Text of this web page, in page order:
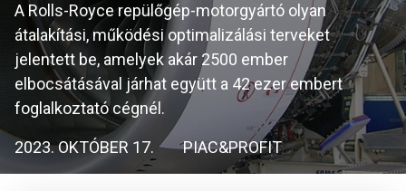
A Rolls-Royce repülőgép-motorgyártó olyan
átalakítási, működési optimalizálási terveket
jelentett be, amelyek akár 2500 ember
elbocsátásával járhat együtt a 42 ezer embert
foglalkoztató cégnél.
2023. OKTÓBER 17. PIAC&PROFIT